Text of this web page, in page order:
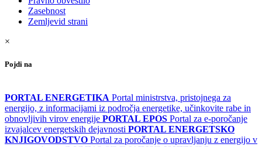
Zasebnost
Zemljevid strani
×
Pojdi na
PORTAL ENERGETIKA Portal ministrstva, pristojnega za
energijo, z informacijami iz področja energetike, učinkovite rabe in
obnovljivih virov energije PORTAL EPOS Portal za e-poročanje
izvajalcev energetskih dejavnosti PORTAL ENERGETSKO
KNJIGOVODSTVO Portal za poročanje o upravljanju z energijo v